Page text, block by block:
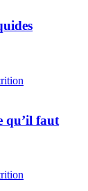
qu’il faut